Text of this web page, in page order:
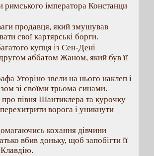
імператора Констанци
продавця, який змушував
свої картярські борги.
купця із Сен-Дені
аббатом Жаном, який був її
Угоріно звели на нього наклеп і
зі своїми трьома синами.
півня Шантиклера та курочку
ворога і уникнути
кохання дівчини
вбив доньку, щоб запобігти її